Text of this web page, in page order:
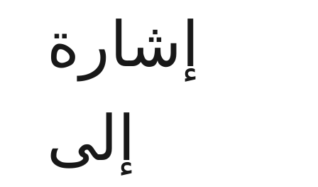
إشارة
إلى